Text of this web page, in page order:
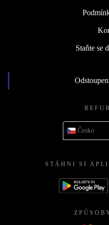
Staňte se
Česko
STÁHNI SI